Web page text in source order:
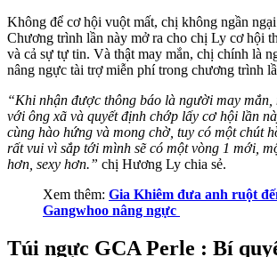
Không để cơ hội vuột mất, chị không ngần
Chương trình lần này mở ra cho chị Ly cơ hội
và cả sự tự tin. Và thật may mắn, chị chính là
nâng ngực tài trợ miễn phí trong chương trình
“Khi nhận được thông báo là người may mắn,
với ông xã và quyết định chớp lấy cơ hội lần
cùng hào hứng và mong chờ, tuy có một chút
rất vui vì sắp tới mình sẽ có một vòng 1 mới,
hơn, sexy hơn.” chị Hương Ly chia sẻ.
Xem thêm: Gia Khiêm đưa anh ruột
Gangwhoo nâng ngực
Túi ngực GCA Perle : Bí